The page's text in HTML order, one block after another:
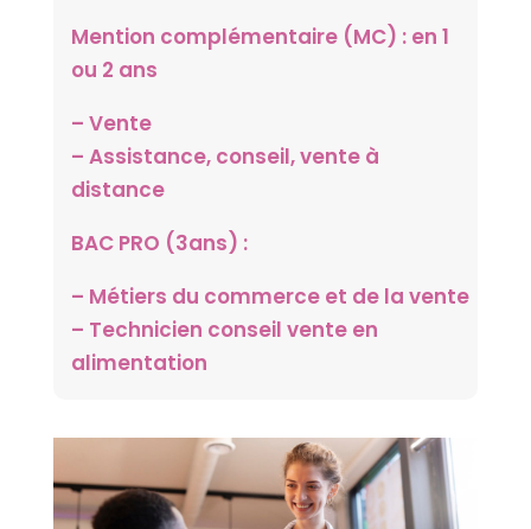
Mention complémentaire (MC) : en 1
ou 2 ans
– Vente
– Assistance, conseil, vente à
distance
BAC PRO (3ans) :
– Métiers du commerce et de la vente
– Technicien conseil vente en
alimentation